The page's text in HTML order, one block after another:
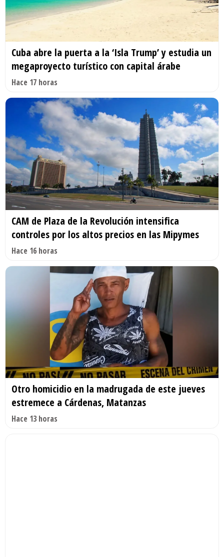
Cuba abre la puerta a la ‘Isla Trump’ y estudia un
megaproyecto turístico con capital árabe
Hace 17 horas
CAM de Plaza de la Revolución intensifica
controles por los altos precios en las Mipymes
Hace 16 horas
Otro homicidio en la madrugada de este jueves
estremece a Cárdenas, Matanzas
Hace 13 horas